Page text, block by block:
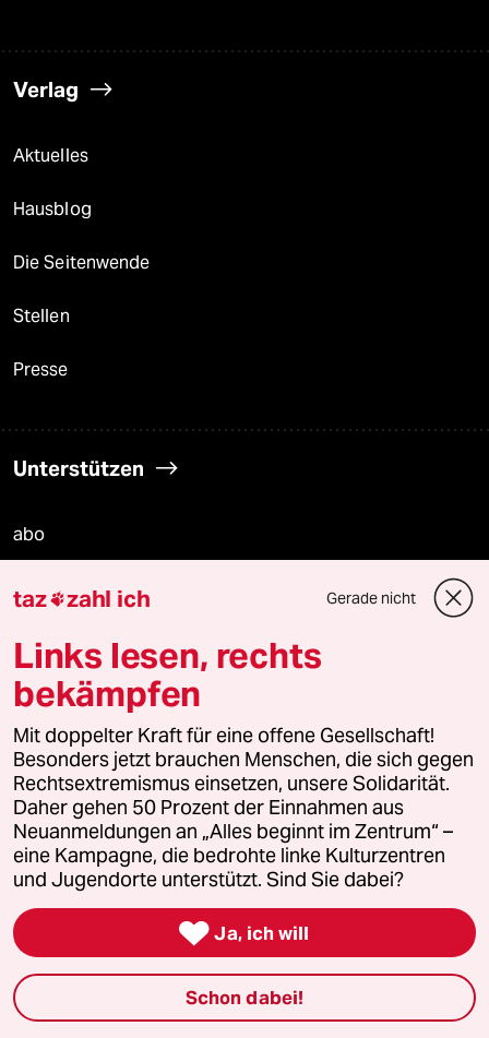
Verlag
Aktuelles
Hausblog
Die Seitenwende
Stellen
Presse
Unterstützen
abo
genossenschaft
taz zahl ich
recherchefonds ausland
panterstiftung
panterpreis 2026
Podcast
fernverbindung
taz zahl ich Gerade nicht
Links lesen, rechts
bekämpfen
Mit doppelter Kraft für eine offene Gesellschaft!
Besonders jetzt brauchen Menschen, die sich gegen
Rechtsextremismus einsetzen, unsere Solidarität.
Daher gehen 50 Prozent der Einnahmen aus
Neuanmeldungen an „Alles beginnt im Zentrum“ –
eine Kampagne, die bedrohte linke Kulturzentren
und Jugendorte unterstützt. Sind Sie dabei?
 Ja, ich will
Schon dabei!